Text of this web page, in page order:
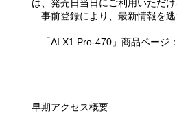
は、発売日当日にご利用いただ
事前登録により、最新情報を逃
「AI X1 Pro-470」商品ページ
早期アクセス概要